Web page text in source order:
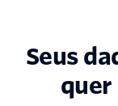
Seus
quer